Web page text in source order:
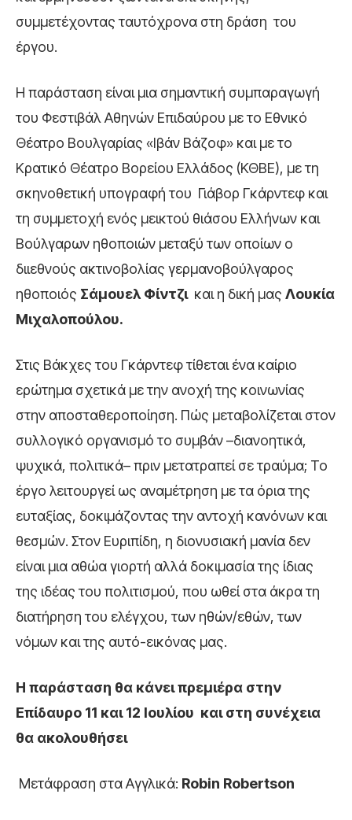
συμμετέχοντας ταυτόχρονα στη δράση του
έργου.
Η παράσταση είναι μια σημαντική συμπαραγωγή
του Φεστιβάλ Αθηνών Επιδαύρου με το Εθνικό
Θέατρο Βουλγαρίας «Ιβάν Βάζοφ» και με το
Κρατικό Θέατρο Βορείου Ελλάδος (ΚΘΒΕ), με τη
σκηνοθετική υπογραφή του Γιάβορ Γκάρντεφ και
τη συμμετοχή ενός μεικτού θιάσου Ελλήνων και
Βούλγαρων ηθοποιών μεταξύ των οποίων ο
διιεθνούς ακτινοβολίας γερμανοβούλγαρος
ηθοποιός Σάμουελ Φίντζι και η δική μας Λουκία
Μιχαλοπούλου.
Στις Βάκχες του Γκάρντεφ τίθεται ένα καίριο
ερώτημα σχετικά με την ανοχή της κοινωνίας
στην αποσταθεροποίηση. Πώς μεταβολίζεται στον
συλλογικό οργανισμό το συμβάν –διανοητικά,
ψυχικά, πολιτικά– πριν μετατραπεί σε τραύμα; Το
έργο λειτουργεί ως αναμέτρηση με τα όρια της
ευταξίας, δοκιμάζοντας την αντοχή κανόνων και
θεσμών. Στον Ευριπίδη, η διονυσιακή μανία δεν
είναι μια αθώα γιορτή αλλά δοκιμασία της ίδιας
της ιδέας του πολιτισμού, που ωθεί στα άκρα τη
διατήρηση του ελέγχου, των ηθών/εθών, των
νόμων και της αυτό-εικόνας μας.
Η παράσταση θα κάνει πρεμιέρα στην
Επίδαυρο 11 και 12 Ιουλίου και στη συνέχεια
θα ακολουθήσει
Μετάφραση στα Αγγλικά: Robin Robertson